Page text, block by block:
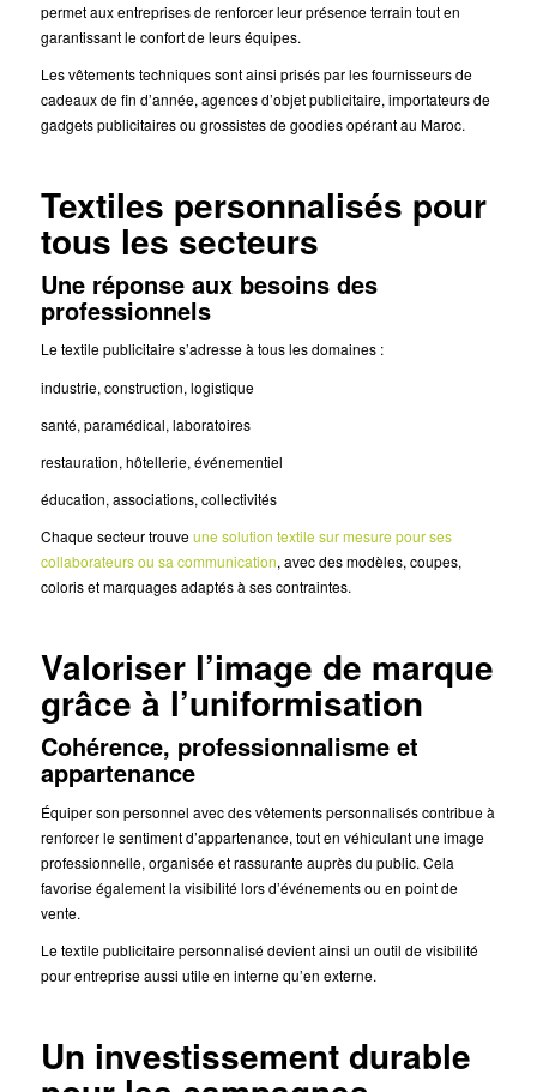
permet aux entreprises de renforcer leur présence terrain tout en
garantissant le confort de leurs équipes.
Les vêtements techniques sont ainsi prisés par les fournisseurs de
cadeaux de fin d’année, agences d’objet publicitaire, importateurs de
gadgets publicitaires ou grossistes de goodies opérant au Maroc.
Textiles personnalisés pour
tous les secteurs
Une réponse aux besoins des
professionnels
Le textile publicitaire s’adresse à tous les domaines :
industrie, construction, logistique
santé, paramédical, laboratoires
restauration, hôtellerie, événementiel
éducation, associations, collectivités
Chaque secteur trouveune solution textile sur mesure pour ses
collaborateurs ou sa communication, avec des modèles, coupes,
coloris et marquages adaptés à ses contraintes.
Valoriser l’image de marque
grâce à l’uniformisation
Cohérence, professionnalisme et
appartenance
Équiper son personnel avec des vêtements personnalisés contribue à
renforcer le sentiment d’appartenance, tout en véhiculant une image
professionnelle, organisée et rassurante auprès du public. Cela
favorise également la visibilité lors d’événements ou en point de
vente.
Le textile publicitaire personnalisé devient ainsi un outil de visibilité
pour entreprise aussi utile en interne qu’en externe.
Un investissement durable